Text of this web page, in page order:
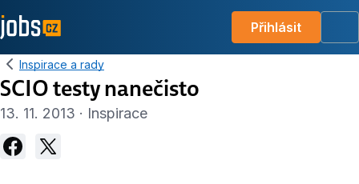
Přihlásit
Inspirace a rady
SCIO testy nanečisto
13. 11. 2013 · Inspirace